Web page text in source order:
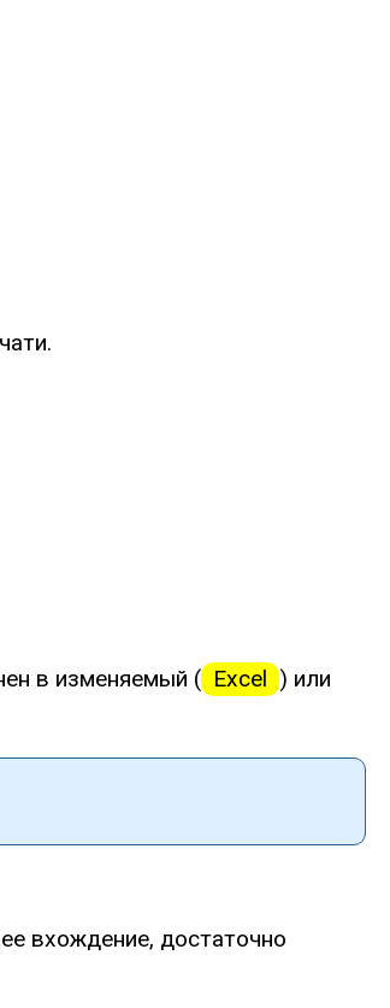
в изменяемый ( Excel ) или
вхождение, достаточно